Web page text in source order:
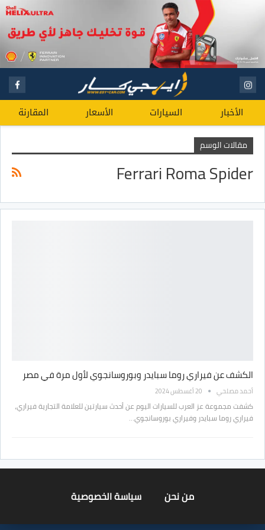
الأخبار السيارات الأسعار المقارنة
مقالات الوسم
Ferrari Roma Spider
الكشف عن فيراري روما سبايدر وبوروسانجوي لأول مرة في مصر
أحمد مصلحي 20 أغسطس 2024
كشفت مجموعة عز العرب للسيارات اليوم عن أحدث سيارتين للعلامة التجارية فيراري،
فيراري روما سبايدر وفيراري بوروسانجوي…
من نحن سياسة الخصوصية